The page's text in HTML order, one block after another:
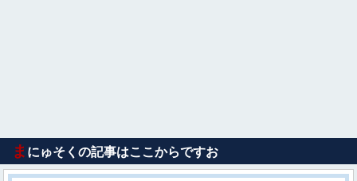
ま にゅそくの記事はここからですお